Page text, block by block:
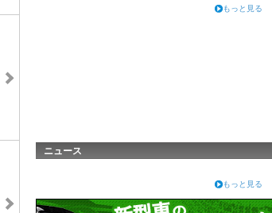
もっと見る
ニュース
もっと見る